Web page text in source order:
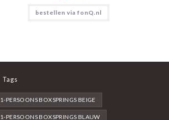
bestellen via fonQ.nl
Tags
1-PERSOONS BOXSPRINGS BEIGE
1-PERSOONS BOXSPRINGS BLAUW